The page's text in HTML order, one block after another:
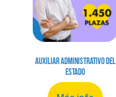
Auxiliar Administrativo del
Estado